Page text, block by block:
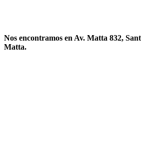
Nos encontramos en Av. Matta 832,
Matta.